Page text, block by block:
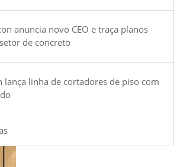
anuncia novo CEO e traça planos
de concreto
linha de cortadores de piso com